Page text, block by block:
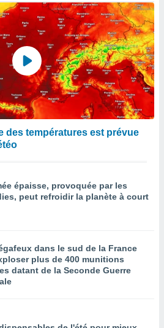
des températures est prévue
épaisse, provoquée par les
peut refroidir la planète à court
dans le sud de la France
plus de 400 munitions
datant de la Seconde Guerre